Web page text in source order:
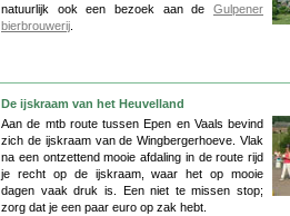
natuurlijk ook een bezoek aan de Gulpener
bierbrouwerij
De ijskraam van het Heuvelland
Aan de mtb route tussen Epen en Vaals bevind
zich de ijskraam van de Wingbergerhoeve. Vlak
na een ontzettend mooie afdaling in de route rijd
je recht op de ijskraam, waar het op mooie
dagen vaak druk is. Een niet te missen stop;
zorg dat je een paar euro op zak hebt.